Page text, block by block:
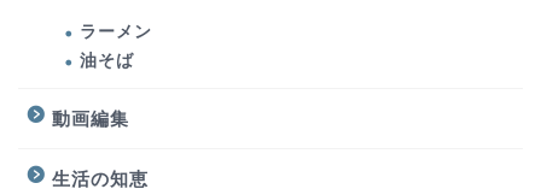
ラーメン
油そば
動画編集
生活の知恵